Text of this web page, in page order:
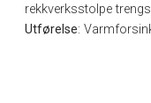
rekkverksstolpe
Utførelse: